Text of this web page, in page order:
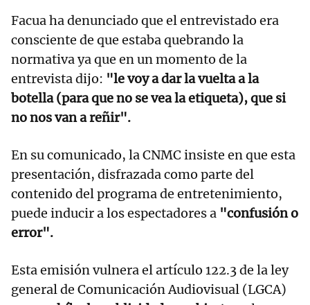
Facua ha denunciado que el entrevistado era
consciente de que estaba quebrando la
normativa ya que en un momento de la
entrevista dijo: "le voy a dar la vuelta a la
botella (para que no se vea la etiqueta), que si
no nos van a reñir".
En su comunicado, la CNMC insiste en que esta
presentación, disfrazada como parte del
contenido del programa de entretenimiento,
puede inducir a los espectadores a "confusión o
error".
Esta emisión vulnera el artículo 122.3 de la ley
general de Comunicación Audiovisual (LGCA)